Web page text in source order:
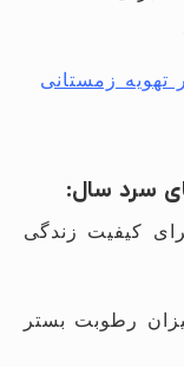
تهویه زمستانی
سرد سال:
کیفیت زندگی
رطوبت بستر